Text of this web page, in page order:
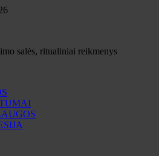
salės, ritualiniai reikmenys